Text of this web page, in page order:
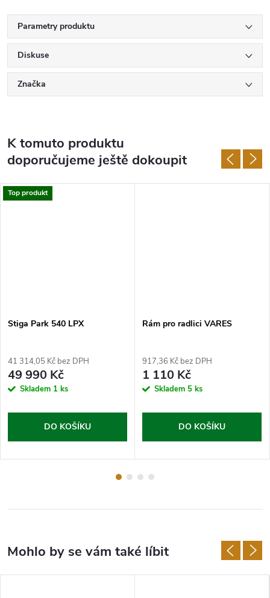
Parametry produktu
Diskuse
Značka
K tomuto produktu
doporučujeme ještě dokoupit
Top produkt
Stiga Park 540 LPX
41 314,05 Kč bez DPH
49 990 Kč
Skladem 1 ks
DO KOŠÍKU
Rám pro radlici VARES
917,36 Kč bez DPH
1 110 Kč
Skladem 5 ks
DO KOŠÍKU